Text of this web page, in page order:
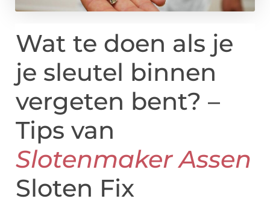
Wat te doen als je
je sleutel binnen
vergeten bent? –
Tips van
Slotenmaker Assen
Sloten Fix